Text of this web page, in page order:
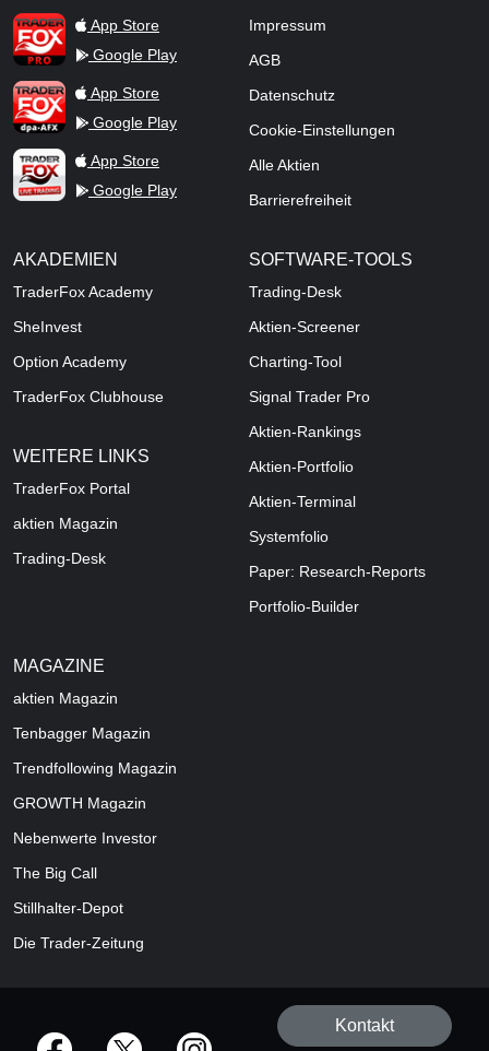
TraderFox ProApp Store
Google Play
TraderFox dpa-AFX ProFeed
App Store
Google Play
TraderFox Live Trading
App Store
Google Play
Impressum
AGB
Datenschutz
Cookie-Einstellungen
Alle Aktien
Barrierefreiheit
AKADEMIEN
TraderFox Academy
SheInvest
Option Academy
TraderFox Clubhouse
WEITERE LINKS
TraderFox Portal
aktien Magazin
Trading-Desk
SOFTWARE-TOOLS
Trading-Desk
Aktien-Screener
Charting-Tool
Signal Trader Pro
Aktien-Rankings
Aktien-Portfolio
Aktien-Terminal
Systemfolio
Paper: Research-Reports
Portfolio-Builder
MAGAZINE
aktien Magazin
Tenbagger Magazin
Trendfollowing Magazin
GROWTH Magazin
Nebenwerte Investor
The Big Call
Stillhalter-Depot
Die Trader-Zeitung
offizielle Social Media-Accounts
Kontakt